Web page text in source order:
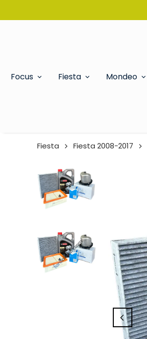
Focus Fiesta Mondeo
Fiesta Fiesta 2008-2017